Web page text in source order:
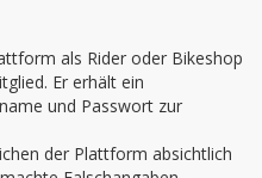
als Rider oder Bikeshop
Er erhält ein
und Passwort zur
der Plattform absichtlich